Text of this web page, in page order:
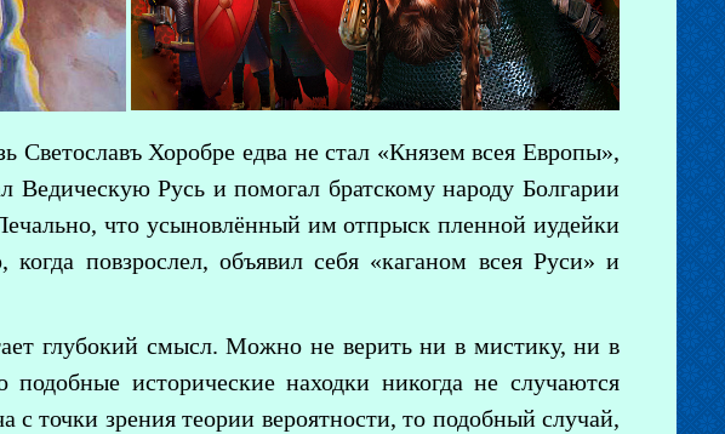
Светославъ Хоробре едва не стал «Князем всея Европы»,
Ведическую Русь и помогал братскому народу Болгарии
что усыновлённый им отпрыск пленной иудейки
повзрослел, объявил себя «каганом всея Руси» и
глубокий смысл. Можно не верить ни в мистику, ни в
исторические находки никогда не случаются
с точки зрения теории вероятности, то подобный случай,